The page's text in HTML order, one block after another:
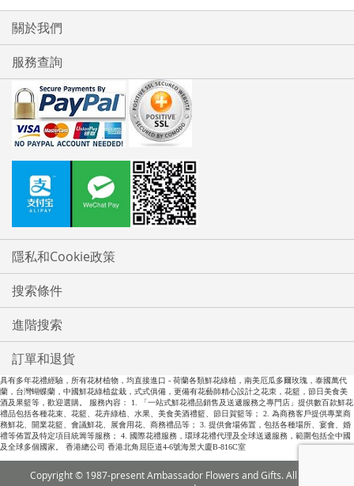
關於我們
服務查詢
隱私和Cookie政策
搜索條件
進階搜索
訂單和退貨
具有多年花禮經驗，所有花材植物，均直接進口 - 荷蘭各類鮮花綠植，南美厄瓜多爾玫瑰，泰國萬代
蘭，台灣蝴蝶蘭，中國鮮花綠植盆栽，式式俱備，更備有花藝師精心設計之花朿，花籃，節日美食美
酒及果籃等，歡迎選購。 服務內容： 1. 「一站式鮮花禮品銷售及送遞服務之專門店」提供數百款鮮花
禮品包括各種花束、花籃、花卉綠植、水果、美食美酒禮籃、節日賀籃等； 2. 為商務客戶提供專業商
務鮮花、開業花籃、會議鮮花、展會用花、商務禮品等； 3. 提供會場佈置，包括各種場所、宴會、婚
禮等佈置及特定項目統籌等服務； 4. 國際花禮服務，環球花禮代理及全球送遞服務，範圍包括全中國
及全球多個國家。 香港總公司 香港北角屈臣道4-6號海景大廈B-816C室
Copyright © 1987-present Ambassador Flowers and Gifts. All rights